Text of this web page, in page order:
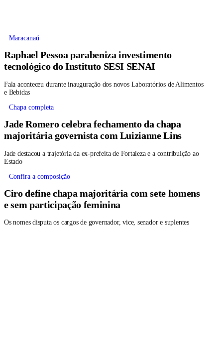
Maracanaú
Raphael Pessoa parabeniza investimento
tecnológico do Instituto SESI SENAI
Fala aconteceu durante inauguração dos novos Laboratórios de Alimentos
e Bebidas
Chapa completa
Jade Romero celebra fechamento da chapa
majoritária governista com Luizianne Lins
Jade destacou a trajetória da ex-prefeita de Fortaleza e a contribuição ao
Estado
Confira a composição
Ciro define chapa majoritária com sete homens
e sem participação feminina
Os nomes disputa os cargos de governador, vice, senador e suplentes